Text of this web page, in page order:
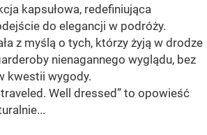
kapsułowa, redefiniująca
do elegancji w podróży.
z myślą o tych, którzy żyją w drodze
nienagannego wyglądu, bez
kwestii wygody.
Well dressed” to opowieść